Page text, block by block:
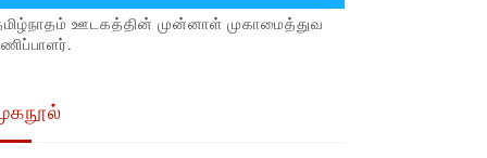
ஊடகத்தின் முன்னாள் முகாமைத்துவ